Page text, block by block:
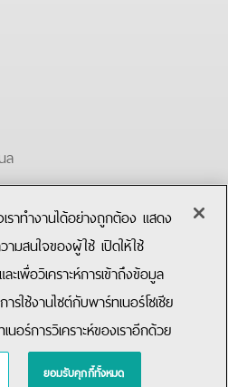
ล
Hospital All rights reserved.
เราทำงานได้อย่างถูกต้อง แสดง
มสนใจของผู้ใช้ เปิดให้ใช้
เพื่อวิเคราะห์การเข้าถึงข้อมูล
รใช้งานไซต์กับพาร์ทเนอร์โซเชีย
อร์การวิเคราะห์ของเราอีกด้วย
ยอมรับคุกกี้ทั้งหมด